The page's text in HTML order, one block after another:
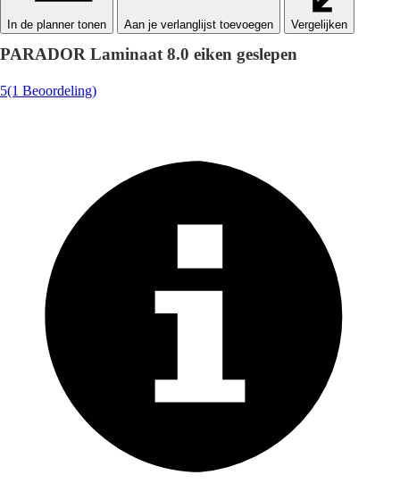
In de planner tonen Vergelijken
PARADOR Laminaat 8.0 eiken geslepen
5(1 Beoordeling)